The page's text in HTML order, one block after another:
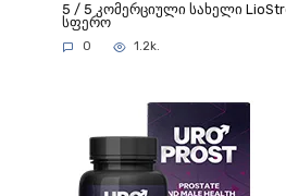
5 / 5 კომერციული სახელი
სფერო
0 1.2k.